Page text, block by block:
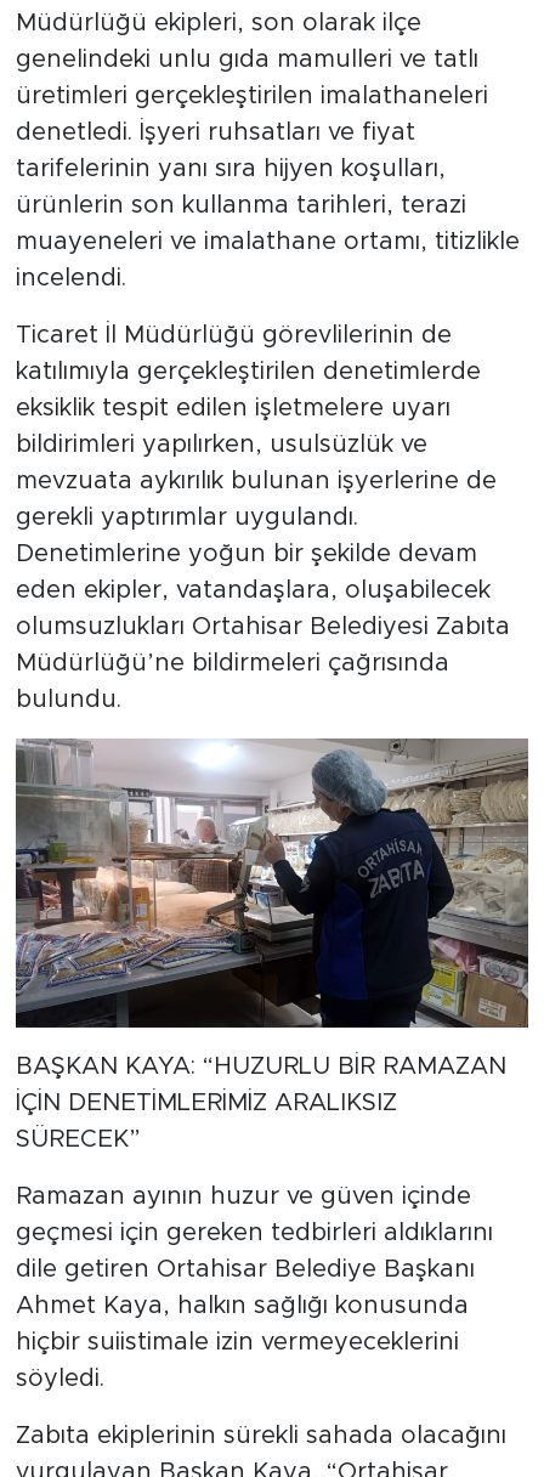
Müdürlüğü ekipleri, son olarak ilçe
genelindeki unlu gıda mamulleri ve tatlı
üretimleri gerçekleştirilen imalathaneleri
denetledi. İşyeri ruhsatları ve fiyat
tarifelerinin yanı sıra hijyen koşulları,
ürünlerin son kullanma tarihleri, terazi
muayeneleri ve imalathane ortamı, titizlikle
incelendi.
Ticaret İl Müdürlüğü görevlilerinin de
katılımıyla gerçekleştirilen denetimlerde
eksiklik tespit edilen işletmelere uyarı
bildirimleri yapılırken, usulsüzlük ve
mevzuata aykırılık bulunan işyerlerine de
gerekli yaptırımlar uygulandı.
Denetimlerine yoğun bir şekilde devam
eden ekipler, vatandaşlara, oluşabilecek
olumsuzlukları Ortahisar Belediyesi Zabıta
Müdürlüğü’ne bildirmeleri çağrısında
bulundu.
BAŞKAN KAYA: “HUZURLU BİR RAMAZAN
İÇİN DENETİMLERİMİZ ARALIKSIZ
SÜRECEK”
Ramazan ayının huzur ve güven içinde
geçmesi için gereken tedbirleri aldıklarını
dile getiren Ortahisar Belediye Başkanı
Ahmet Kaya, halkın sağlığı konusunda
hiçbir suiistimale izin vermeyeceklerini
söyledi.
Zabıta ekiplerinin sürekli sahada olacağını